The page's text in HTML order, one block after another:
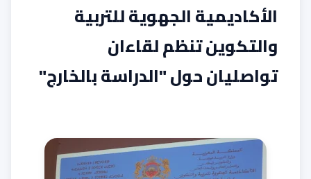
الأكاديمية الجهوية للتربية
والتكوين تنظم لقاءان
تواصليان حول "الدراسة بالخارج"